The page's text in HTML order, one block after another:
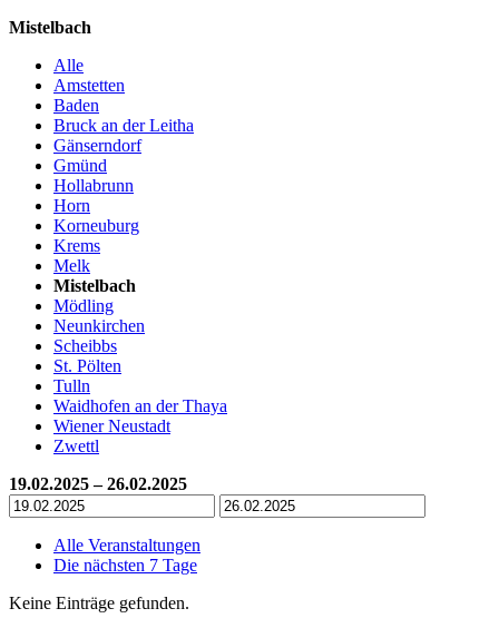
Mistelbach
Alle
Amstetten
Baden
Bruck an der Leitha
Gänserndorf
Gmünd
Hollabrunn
Horn
Korneuburg
Krems
Melk
Mistelbach
Mödling
Neunkirchen
Scheibbs
St. Pölten
Tulln
Waidhofen an der Thaya
Wiener Neustadt
Zwettl
19.02.2025 – 26.02.2025
Alle Veranstaltungen
Die nächsten 7 Tage
Keine Einträge gefunden.